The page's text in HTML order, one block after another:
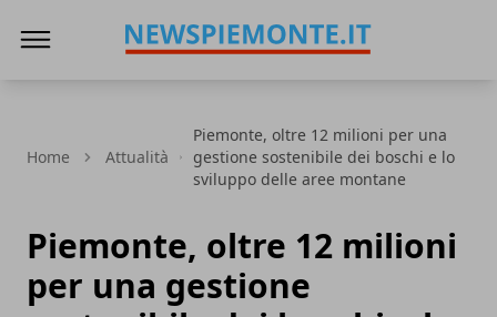
Home Attualità
Piemonte, oltre 12 milioni per una
gestione sostenibile dei boschi e lo
sviluppo delle aree montane
Piemonte, oltre 12 milioni
per una gestione